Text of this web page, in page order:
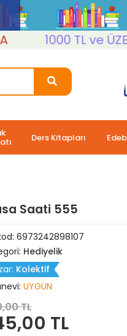
1000 TL ve ÜZERİ
Ders Kitapları
Saati 555
6973242898107
Hediyelik
Kolektif
UYGUN
TL
TL